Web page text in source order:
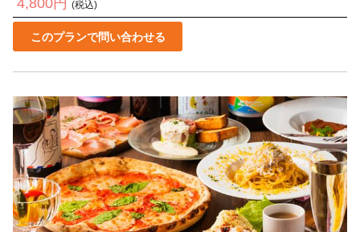
4,800円 (税込)
このプランで問い合わせる